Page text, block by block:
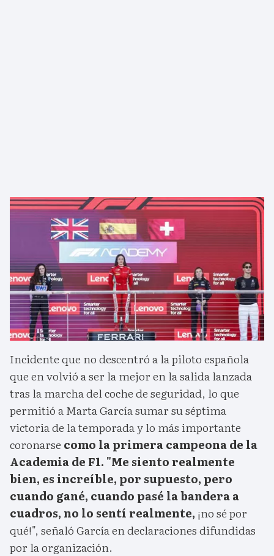
Incidente que no descentró a la piloto española
que en volvió a ser la mejor en la salida lanzada
tras la marcha del coche de seguridad, lo que
permitió a Marta García sumar su séptima
victoria de la temporada y lo más importante
coronarse como la primera campeona de la
Academia de F1. "Me siento realmente
bien, es increíble, por supuesto, pero
cuando gané, cuando pasé la bandera a
cuadros, no lo sentí realmente, ¡no sé por
qué!", señaló García en declaraciones difundidas
por la organización.